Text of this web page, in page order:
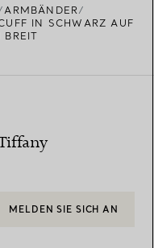
ARMBÄNDER
IN SCHWARZ AUF
BREIT
MELDEN SIE SICH AN